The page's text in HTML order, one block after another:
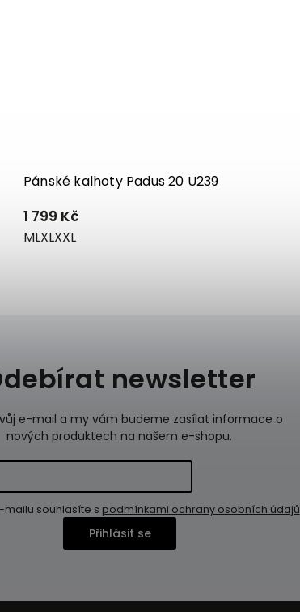
Pánské kalhoty Padus 20 U239
1 799 Kč
MLXLXXL
newsletter
e-mail a my vám budeme zasílat informace o
nových produktech na našem e-shopu.
souhlasíte s podmínkami ochrany osobních údajů
Přihlásit se